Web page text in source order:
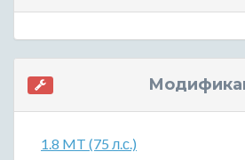
1.8 MT (75 л.с.)